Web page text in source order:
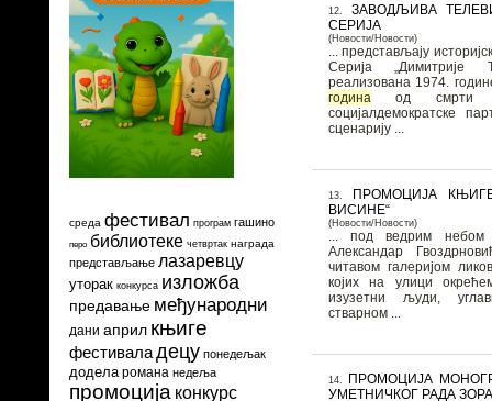
среда фестивал програм гашино
перо библиотеке четвртак награда
представљање лазаревцу
уторак конкурса изложба
предавање међународни
дани април књиге
фестиваладецу понедељак
додела романа недеља
промоција конкурс
12. ЗАВОДЉИВА
СЕРИЈА
(Новости/Новости)
... представљају
Серија „Димитрије
реализована 1974.
година од смрти
социјалдемократске
сценарију ...
13. ПРОМОЦИЈА
ВИСИНЕ“
(Новости/Новости)
... под ведрим
Александар
читавом галеријом
којих на улици
изузетни људи,
стварном ...
14. ПРОМОЦИЈА
УМЕТНИЧКОГ РАДА